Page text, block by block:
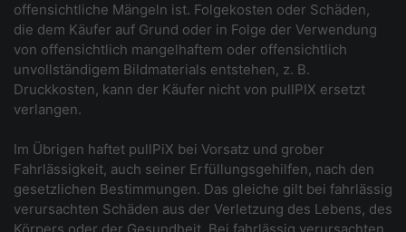
offensichtliche Mängeln ist. Folgekosten oder Schäden,
die dem Käufer auf Grund oder in Folge der Verwendung
von offensichtlich mangelhaftem oder offensichtlich
unvollständigem Bildmaterials entstehen, z. B.
Druckkosten, kann der Käufer nicht von pullPIX ersetzt
verlangen.
Im Übrigen haftet pullPiX bei Vorsatz und grober
Fahrlässigkeit, auch seiner Erfüllungsgehilfen, nach den
gesetzlichen Bestimmungen. Das gleiche gilt bei fahrlässig
verursachten Schäden aus der Verletzung des Lebens, des